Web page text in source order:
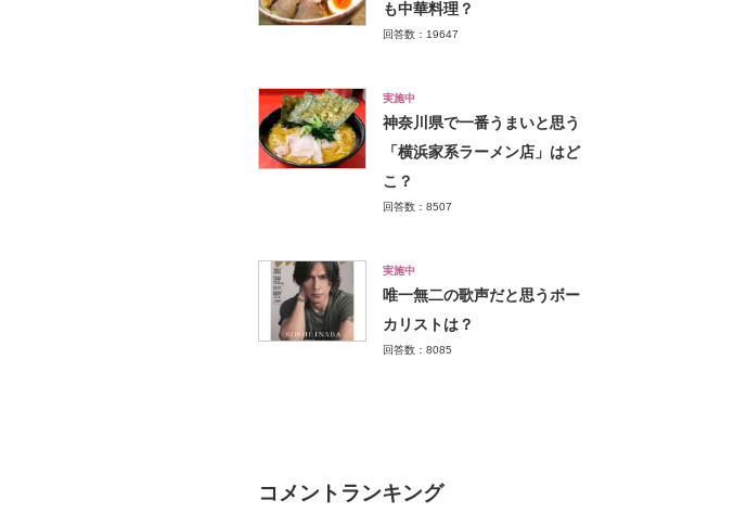
も中華料理？
回答数：19647
実施中
神奈川県で一番うまいと思う
「横浜家系ラーメン店」はど
こ？
回答数：8507
実施中
唯一無二の歌声だと思うボー
カリストは？
回答数：8085
コメントランキング